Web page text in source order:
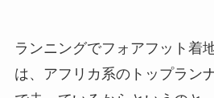
ランニングでフォアフット着
は、アフリカ系のトップラン